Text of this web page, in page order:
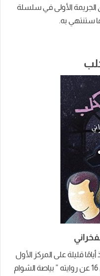
الأولى في سلسلة
ستنتهي به.
قليلة على المركز الأول
بجائزة ساويرس الأدبية في الدورة ال 16 عن روايته ” بياصة الشوام